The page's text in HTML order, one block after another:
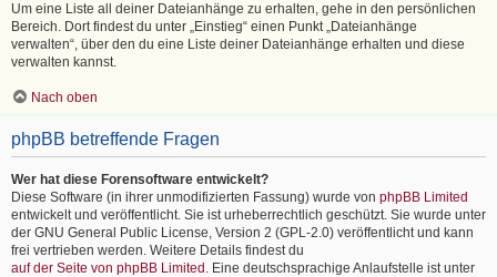
Um eine Liste all deiner Dateianhänge zu erhalten, gehe in den persönlichen
Bereich. Dort findest du unter „Einstieg“ einen Punkt „Dateianhänge
verwalten“, über den du eine Liste deiner Dateianhänge erhalten und diese
verwalten kannst.
Nach oben
phpBB betreffende Fragen
Wer hat diese Forensoftware entwickelt?
Diese Software (in ihrer unmodifizierten Fassung) wurde von phpBB Limited
entwickelt und veröffentlicht. Sie ist urheberrechtlich geschützt. Sie wurde unter
der GNU General Public License, Version 2 (GPL-2.0) veröffentlicht und kann
frei vertrieben werden. Weitere Details findest du
auf der Seite von phpBB Limited . Eine deutschsprachige Anlaufstelle ist unter